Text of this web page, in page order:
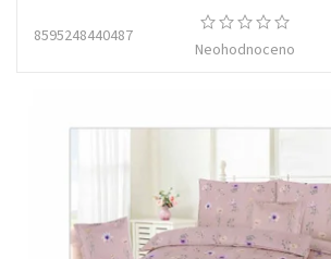
8595248440487
Neohodnoceno